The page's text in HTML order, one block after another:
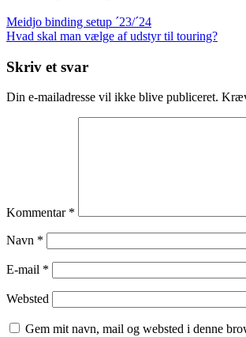
Meidjo binding setup ´23/´24
Hvad skal man vælge af udstyr til touring?
Skriv et svar
Din e-mailadresse vil ikke blive publiceret.
Kommentar *
Navn *
E-mail *
Websted
Gem mit navn, mail og websted i denne